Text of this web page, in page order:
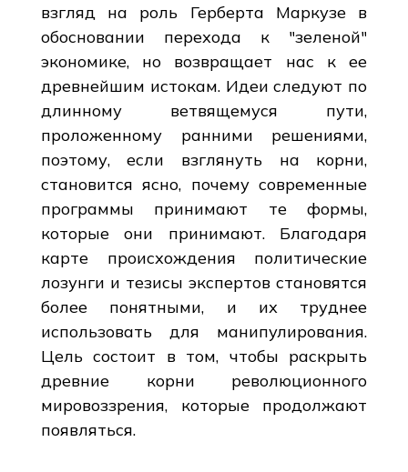
взгляд на роль Герберта Маркузе в
обосновании перехода к "зеленой"
экономике, но возвращает нас к ее
древнейшим истокам. Идеи следуют по
длинному ветвящемуся пути,
проложенному ранними решениями,
поэтому, если взглянуть на корни,
становится ясно, почему современные
программы принимают те формы,
которые они принимают. Благодаря
карте происхождения политические
лозунги и тезисы экспертов становятся
более понятными, и их труднее
использовать для манипулирования.
Цель состоит в том, чтобы раскрыть
древние корни революционного
мировоззрения, которые продолжают
появляться.